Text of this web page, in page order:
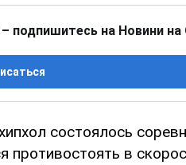
подпишитесь на Новини на
состоялось
противостоять в